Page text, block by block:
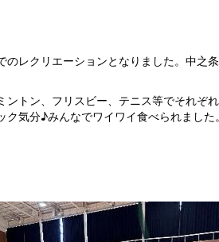
レクリエーションとなりました。中之
トン、フリスビー、テニス等でそれぞ
気分♪みんなでワイワイ食べられました